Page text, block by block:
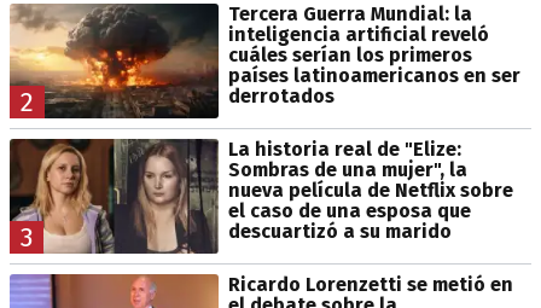
2
Tercera Guerra Mundial: la
inteligencia artificial reveló
cuáles serían los primeros
países latinoamericanos en ser
derrotados
3
La historia real de "Elize:
Sombras de una mujer", la
nueva película de Netflix sobre
el caso de una esposa que
descuartizó a su marido
Ricardo Lorenzetti se metió en